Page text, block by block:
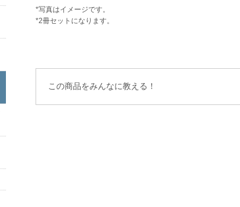
*写真はイメージです。
*2冊セットになります。
この商品をみんなに教える！